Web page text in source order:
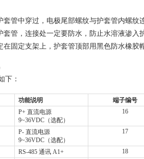
套管中穿过，电极尾部螺纹与护套管内螺纹
套管，连接处一定要防水，防止水溶液渗入
在固定支架上，护套管顶部用黑色防水橡胶
下：
功能说明
端子编号
P+ 直流电源
9~36VDC （选配）
16
P- 直流电源
9~36VDC （选配）
17
RS-485 通讯 A1+
18